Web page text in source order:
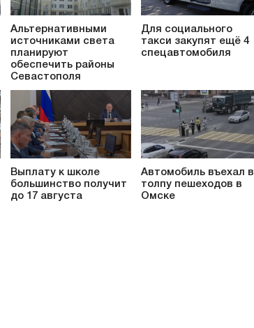
Альтернативными
источниками света
планируют
обеспечить районы
Севастополя
Для социального
такси закупят ещё 4
спецавтомобиля
Выплату к школе
большинство получит
до 17 августа
Автомобиль въехал в
толпу пешеходов в
Омске